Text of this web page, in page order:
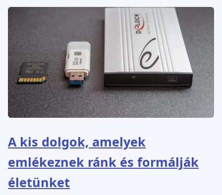
A kis dolgok, amelyek
emlékeznek ránk és formálják
életünket